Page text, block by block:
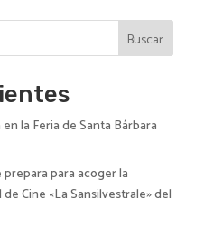
Buscar
la Feria de Santa Bárbara
para acoger la
Cine «La Sansilvestrale» del